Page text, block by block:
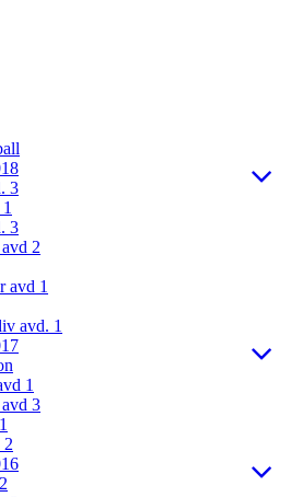
3
3
2
avd 1
avd. 1
1
3
2